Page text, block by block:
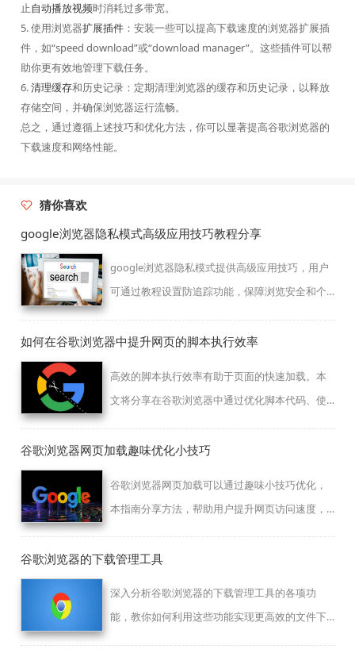
止自动播放视频时消耗过多带宽。
5. 使用浏览器扩展插件：安装一些可以提高下载速度的浏览器扩展插
件，如“speed download”或“download manager”。这些插件可以帮
助你更有效地管理下载任务。
6.清理缓存和历史记录：定期清理浏览器的缓存和历史记录，以释放
存储空间，并确保浏览器运行流畅。
总之，通过遵循上述技巧和优化方法，你可以显著提高谷歌浏览器的
下载速度和网络性能。
猜你喜欢
google浏览器隐私模式高级应用技巧教程分享
google浏览器隐私模式提供高级应用技巧，用户
可通过教程设置防追踪功能，保障浏览安全和个
如何在谷歌浏览器中提升网页的脚本执行效率
高效的脚本执行效率有助于页面的快速加载。本
文将分享在谷歌浏览器中通过优化脚本代码、使
率，确保脚本能够顺利运行。
谷歌浏览器网页加载趣味优化小技巧
谷歌浏览器网页加载可以通过趣味小技巧优化，
本指南分享方法，帮助用户提升网页访问速度，
谷歌浏览器的下载管理工具
深入分析谷歌浏览器的下载管理工具的各项功
能，教你如何利用这些功能实现更高效的文件下